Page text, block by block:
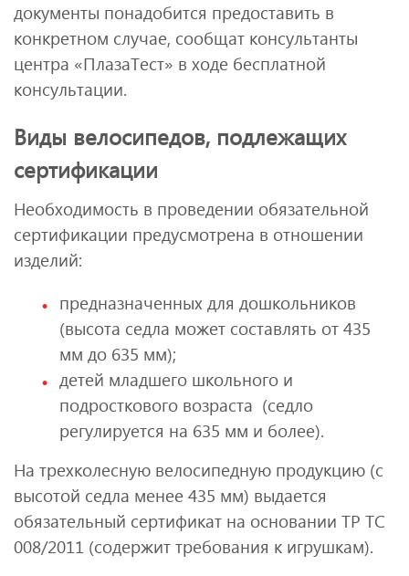
документы понадобится предоставить в
конкретном случае, сообщат консультанты
центра «ПлазаТест» в ходе бесплатной
консультации.
Виды велосипедов, подлежащих
сертификации
Необходимость в проведении обязательной
сертификации предусмотрена в отношении
изделий:
предназначенных для дошкольников
(высота седла может составлять от 435
мм до 635 мм);
детей младшего школьного и
подросткового возраста (седло
регулируется на 635 мм и более).
На трехколесную велосипедную продукцию (с
высотой седла менее 435 мм) выдается
обязательный сертификат на основании ТР ТС
008/2011 (содержит требования к игрушкам).